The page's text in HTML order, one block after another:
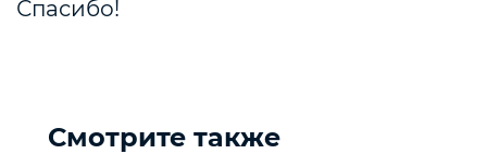
Спасибо!
Смотрите также